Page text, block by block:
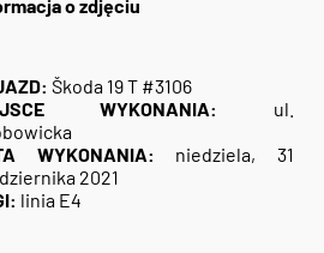
o zdjęciu
Škoda 19 T #3106
WYKONANIA:
ul.
WYKONANIA: niedziela, 31
2021
linia E4